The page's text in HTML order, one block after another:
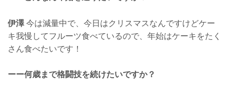
伊澤今は減量中で、今日はクリスマスなんですけどケー
キ我慢してフルーツ食べているので、年始はケーキをたく
さん食べたいです！
ーー何歳まで格闘技を続けたいですか？